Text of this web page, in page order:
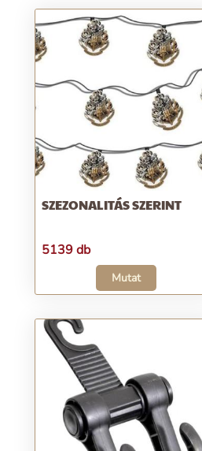
SZEZONALITÁS SZERINT
5139 db
Mutat